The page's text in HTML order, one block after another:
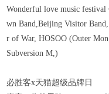
Wonderful love music festival
wn Band,Beijing Visitor
r of War, HOSOO (Outer
Subversion M,)
必胜客x天猫超级品牌日